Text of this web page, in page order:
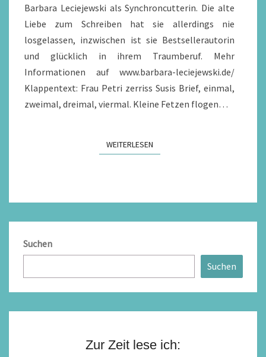
Barbara Leciejewski als Synchroncutterin. Die alte
Liebe zum Schreiben hat sie allerdings nie
losgelassen, inzwischen ist sie Bestsellerautorin
und glücklich in ihrem Traumberuf. Mehr
Informationen auf www.barbara-leciejewski.de/
Klappentext: Frau Petri zerriss Susis Brief, einmal,
zweimal, dreimal, viermal. Kleine Fetzen flogen…
WEITERLESENWEITERLESEN
Suchen
Suchen
Zur Zeit lese ich: